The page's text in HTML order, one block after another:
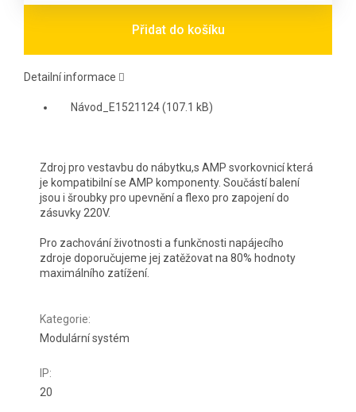
Přidat do košíku
Detailní informace
Návod_E1521124 (107.1 kB)
Zdroj pro vestavbu do nábytku,s AMP svorkovnicí která
je kompatibilní se AMP komponenty. Součástí balení
jsou i šroubky pro upevnění a flexo pro zapojení do
zásuvky 220V.
Pro zachování životnosti a funkčnosti napájecího
zdroje doporučujeme jej zatěžovat na 80% hodnoty
maximálního zatížení.
Kategorie:
Modulární systém
IP:
20